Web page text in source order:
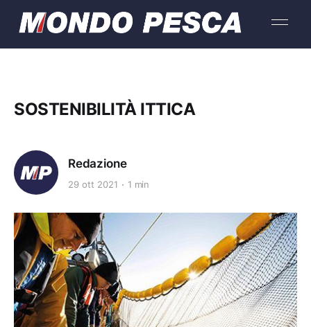
SOSTENIBILITÀ ITTICA
Redazione
29 ott 2021 1 min